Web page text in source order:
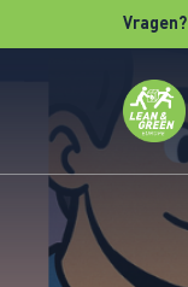
Verder naar contentVragen?